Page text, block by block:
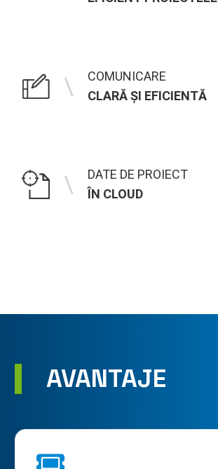
\
COMUNICARE
CLARĂ ȘI EFICIENTĂ
\
DATE DE PROIECT
ÎN CLOUD
AVANTAJE